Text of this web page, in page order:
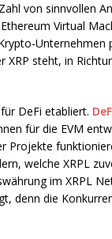
von sinnvollen
Virtual
Unternehmen
steht, in
DeFi etabliert.
für die EVM
Projekte
welche XRPL
im XRPL
denn die